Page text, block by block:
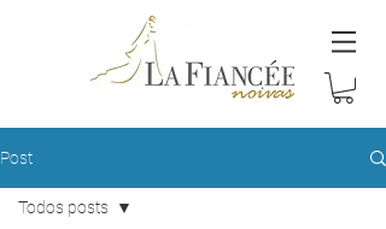
Post
Todos posts